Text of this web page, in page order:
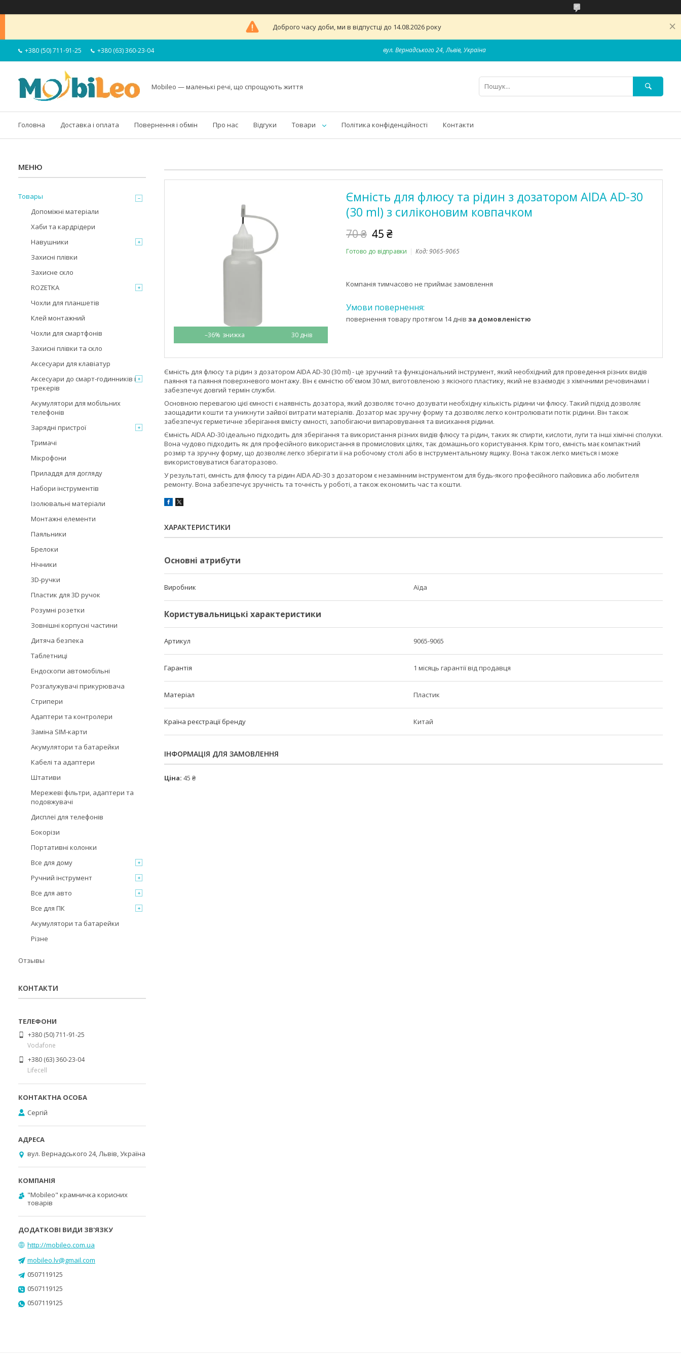
Доброго часу доби, ми в відпустці до 14.08.2026 року
+380 (50) 711-91-25 +380 (63) 360-23-04 вул. Вернадського 24, Львів, Україна
Mobileo — маленькі речі, що спрощують життя
Головна Доставка і оплата Повернення і обмін Про нас Відгуки Товари Політика конфіденційності Контакти
–36% 30 днів
Ємність для флюсу та рідин з дозатором AIDA AD-30
(30 ml) з силіконовим ковпачком
70 ₴ 45 ₴
Готово до відправки Код:9065-9065
Компанія тимчасово не приймає замовлення
повернення товару протягом 14 днів за домовленістю
Ємність для флюсу та рідин з дозатором AIDA AD-30 (30 ml) - це зручний та функціональний інструмент, який необхідний для проведення різних видів
паяння та паяння поверхневого монтажу. Він є ємністю об'ємом 30 мл, виготовленою з якісного пластику, який не взаємодіє з хімічними речовинами і
забезпечує довгий термін служби.
Основною перевагою цієї ємності є наявність дозатора, який дозволяє точно дозувати необхідну кількість рідини чи флюсу. Такий підхід дозволяє
заощадити кошти та уникнути зайвої витрати матеріалів. Дозатор має зручну форму та дозволяє легко контролювати потік рідини. Він також
забезпечує герметичне зберігання вмісту ємності, запобігаючи випаровування та висихання рідини.
Ємність AIDA AD-30 ідеально підходить для зберігання та використання різних видів флюсу та рідин, таких як спирти, кислоти, луги та інші хімічні сполуки.
Вона чудово підходить як для професійного використання в промислових цілях, так домашнього користування. Крім того, ємність має компактний
розмір та зручну форму, що дозволяє легко зберігати її на робочому столі або в інструментальному ящику. Вона також легко миється і може
використовуватися багаторазово.
У результаті, ємність для флюсу та рідин AIDA AD-30 з дозатором є незамінним інструментом для будь-якого професійного пайовика або любителя
ремонту. Вона забезпечує зручність та точність у роботі, а також економить час та кошти.
ХАРАКТЕРИСТИКИ
Основні атрибути
Виробник Аїда
Користувальницькі характеристики
Артикул 9065-9065
Гарантія 1 місяць гарантії від продавця
Матеріал Пластик
Країна реєстрації бренду Китай
ІНФОРМАЦІЯ ДЛЯ ЗАМОВЛЕННЯ
Ціна: 45 ₴
Товары
Допоміжні матеріали
Хаби та кардрідери
Навушники
Захисні плівки
Захисне скло
ROZETKA
Чохли для планшетів
Клей монтажний
Чохли для смартфонів
Захисні плівки та скло
Аксесуари для клавіатур
Аксесуари до смарт-годинників і
трекерів
Акумулятори для мобільних
телефонів
Зарядні пристрої
Тримачі
Мікрофони
Приладдя для догляду
Набори інструментів
Ізолювальні матеріали
Монтажні елементи
Паяльники
Брелоки
Нічники
3D-ручки
Пластик для 3D ручок
Розумні розетки
Зовнішні корпусні частини
Дитяча безпека
Таблетниці
Ендоскопи автомобільні
Розгалужувачі прикурювача
Стрипери
Адаптери та контролери
Заміна SIM-карти
Акумулятори та батарейки
Кабелі та адаптери
Штативи
Мережеві фільтри, адаптери та
подовжувачі
Дисплеї для телефонів
Бокорізи
Портативні колонки
Все для дому
Ручний інструмент
Все для авто
Все для ПК
Акумулятори та батарейки
Різне
Отзывы
КОНТАКТИ
+380 (50) 711-91-25
Vodafone
+380 (63) 360-23-04
Lifecell
Сергій
вул. Вернадського 24, Львів, Україна
"Mobileo" крамничка корисних
товарів
http://mobileo.com.ua
mobileo.lv@gmail.com
0507119125
0507119125
0507119125